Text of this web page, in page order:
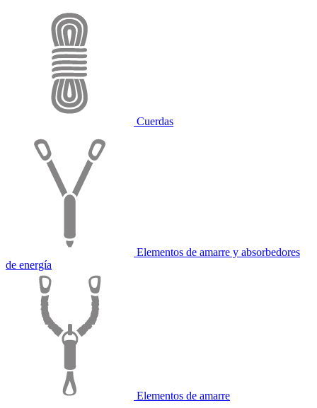
Cuerdas
Elementos de amarre y absorbedores
de energía
Elementos de amarre